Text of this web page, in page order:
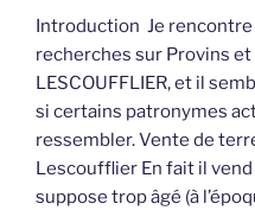
Introduction Je rencontre
recherches sur Provins
LESCOUFFLIER, et il
si certains patronymes
ressembler. Vente de
Lescoufflier En fait il vend
suppose trop âgé (à